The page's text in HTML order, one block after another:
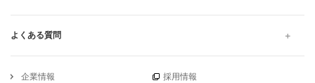
よくある質問
企業情報 採用情報